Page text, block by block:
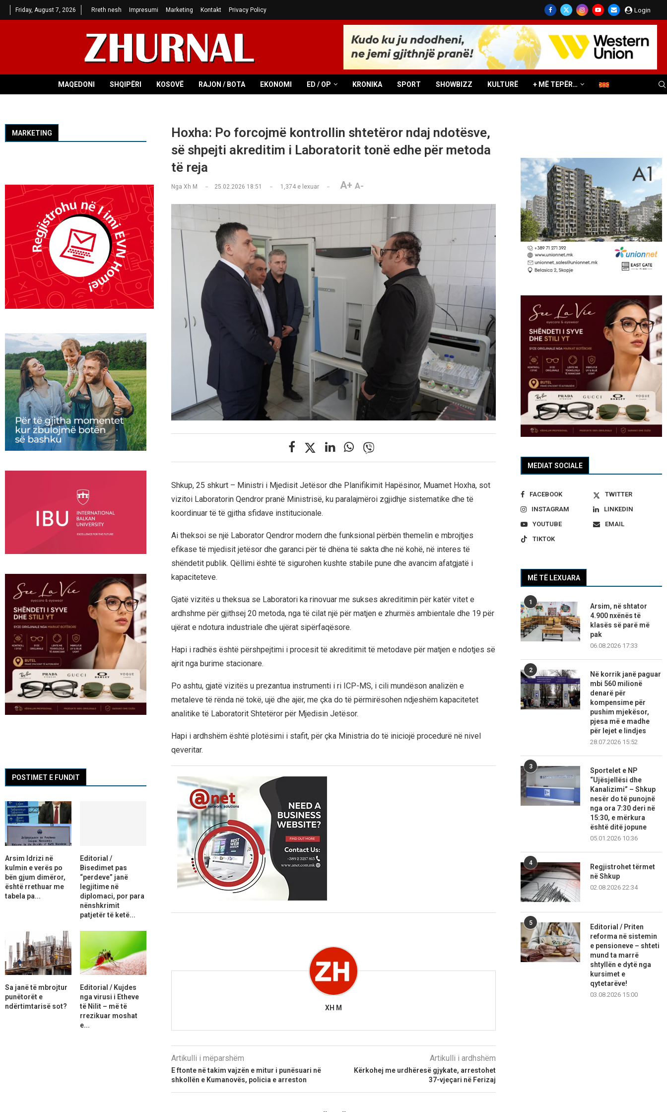
Friday, August 7, 2026 Rreth nesh Impresumi Marketing Kontakt Privacy Policy Login
MAQEDONI SHQIPËRI KOSOVË RAJON / BOTA EKONOMI ED / OP KRONIKA SPORT SHOWBIZZ KULTURË + MË TEPËR…
Hoxha: Po forcojmë kontrollin shtetëror ndaj ndotësve,
së shpejti akreditim i Laboratorit tonë edhe për metoda
të reja
Nga Xh M 25.02.2026 18:51 1,374e lexuar A+ A-
Shkup, 25 shkurt – Ministri i Mjedisit Jetësor dhe Planifikimit Hapësinor, Muamet Hoxha, sot
vizitoi Laboratorin Qendror pranë Ministrisë, ku paralajmëroi zgjidhje sistematike dhe të
koordinuar të të gjitha sfidave institucionale.
Ai theksoi se një Laborator Qendror modern dhe funksional përbën themelin e mbrojtjes
efikase të mjedisit jetësor dhe garanci për të dhëna të sakta dhe në kohë, në interes të
shëndetit publik. Qëllimi është të sigurohen kushte stabile pune dhe avancim afatgjatë i
kapaciteteve.
Gjatë vizitës u theksua se Laboratori ka rinovuar me sukses akreditimin për katër vitet e
ardhshme për gjithsej 20 metoda, nga të cilat një për matjen e zhurmës ambientale dhe 19 për
ujërat e ndotura industriale dhe ujërat sipërfaqësore.
Hapi i radhës është përshpejtimi i procesit të akreditimit të metodave për matjen e ndotjes së
ajrit nga burime stacionare.
Po ashtu, gjatë vizitës u prezantua instrumenti i ri ICP-MS, i cili mundëson analizën e
metaleve të rënda në tokë, ujë dhe ajër, me çka do të përmirësohen ndjeshëm kapacitetet
analitike të Laboratorit Shtetëror për Mjedisin Jetësor.
Hapi i ardhshëm është plotësimi i stafit, për çka Ministria do të iniciojë procedurë në nivel
qeveritar.
XH M
Artikulli i mëparshëm
E ftonte në takim vajzën e mitur i punësuari në
shkollën e Kumanovës, policia e arreston
Artikulli i ardhshëm
Kërkohej me urdhëresë gjykate, arrestohet
37-vjeçari në Ferizaj
MEDIAT SOCIALE
FACEBOOK
TWITTER
INSTAGRAM
LINKEDIN
YOUTUBE
EMAIL
TIKTOK
MË TË LEXUARA
1
Arsim, në shtator
4.900 nxënës të
klasës së parë më
pak
06.08.2026 17:33
2
Në korrik janë paguar
mbi 560 milionë
denarë për
kompensime për
pushim mjekësor,
pjesa më e madhe
për lejet e lindjes
28.07.2026 15:52
3
Sportelet e NP
“Ujësjellësi dhe
Kanalizimi” – Shkup
nesër do të punojnë
nga ora 7:30 deri në
15:30, e mërkura
është ditë jopune
05.01.2026 10:36
4
Regjistrohet tërmet
në Shkup
02.08.2026 22:34
5
Editorial / Priten
reforma në sistemin
e pensioneve – shteti
mund ta marrë
shtyllën e dytë nga
kursimet e
qytetarëve!
03.08.2026 15:00
MARKETING
POSTIMET E FUNDIT
Arsim Idrizi në
kulmin e verës po
bën gjum dimëror,
është rrethuar me
tabela pa...
Editorial /
Bisedimet pas
“perdeve” janë
legjitime në
diplomaci, por para
nënshkrimit
patjetër të ketë...
Sa janë të mbrojtur
punëtorët e
ndërtimtarisë sot?
Editorial / Kujdes
nga virusi i Etheve
të Nilit – më të
rrezikuar moshat
e...